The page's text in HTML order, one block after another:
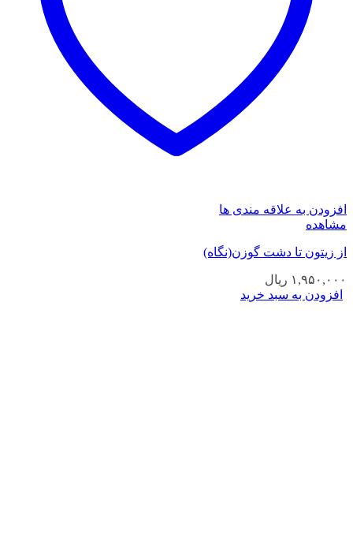
افزودن به علاقه مندی ها
مشاهده
از زیتون تا دشت گوزن(نگاه)
۱,۹۵۰,۰۰۰ ریال
افزودن به سبد خرید